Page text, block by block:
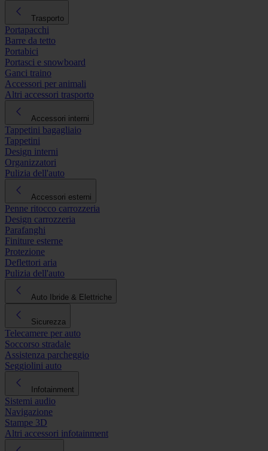
Trasporto
Portapacchi
Barre da tetto
Portabici
Portasci e snowboard
Ganci traino
Accessori per animali
Altri accessori trasporto
Accessori interni
Tappetini bagagliaio
Tappetini
Design interni
Organizzatori
Pulizia dell'auto
Accessori esterni
Penne ritocco carrozzeria
Design carrozzeria
Parafanghi
Finiture esterne
Protezione
Deflettori aria
Pulizia dell'auto
Auto Ibride & Elettriche
Sicurezza
Telecamere per auto
Soccorso stradale
Assistenza parcheggio
Seggiolini auto
Infotainment
Sistemi audio
Navigazione
Stampe 3D
Altri accessori infotainment